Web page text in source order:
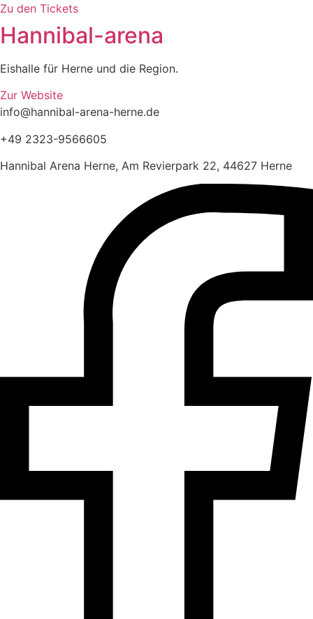
Zu den Tickets
Hannibal-arena
Eishalle für Herne und die Region.
Zur Website
info@hannibal-arena-herne.de
+49 2323-9566605
Hannibal Arena Herne, Am Revierpark 22, 44627 Herne